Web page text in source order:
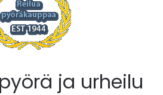
ja urheilu